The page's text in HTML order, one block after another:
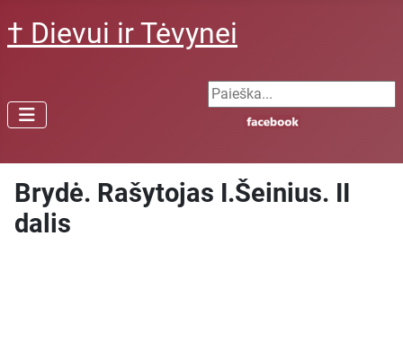
† Dievui ir Tėvynei
Search ...
Brydė. Rašytojas I.Šeinius. II
dalis